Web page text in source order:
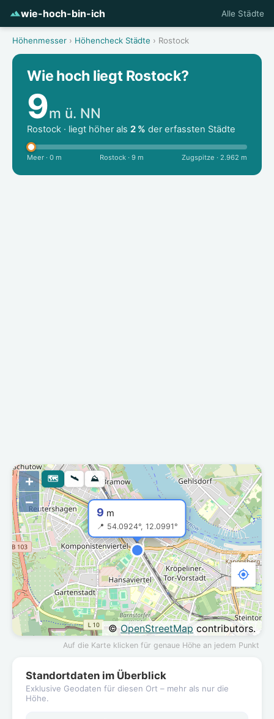
wie-hoch-bin-ich Alle Städte
Höhenmesser › Höhencheck Städte › Rostock
Wie hoch liegt Rostock?
9m ü. NN
Rostock · liegt höher als 2 % der erfassten Städte
Meer · 0 m Rostock · 9 m Zugspitze · 2.962 m
9 m
📍 54.0924°, 12.0991°
+
−
©OpenStreetMapcontributors.
🗺 🛰 ⛰
Auf die Karte klicken für genaue Höhe an jedem Punkt
Standortdaten im Überblick
Exklusive Geodaten für diesen Ort – mehr als nur die
Höhe.